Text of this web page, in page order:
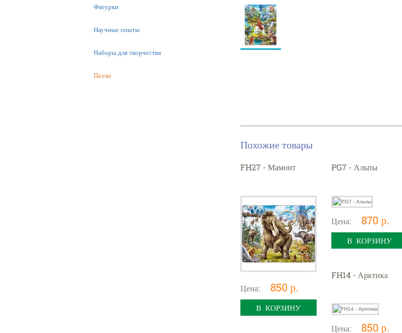
Похожие товары
FH27 - Мамонт
Цена: 850 р.
В КОРЗИНУ
PG7 - Альпы
Цена: 870 р.
В КОРЗИНУ
FH14 - Арктика
Цена: 850 р.
Фигурки
Научные опыты
Наборы для творчества
Пазлы